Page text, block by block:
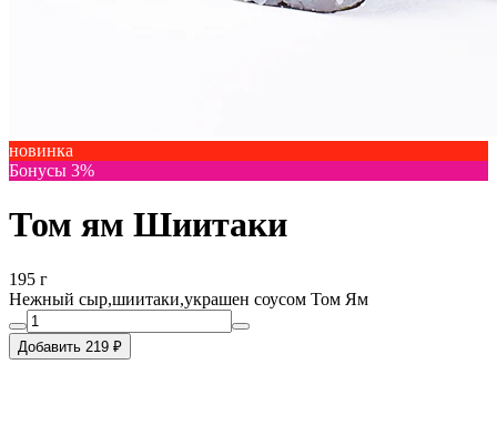
новинка
Бонусы 3%
Том ям Шиитаки
195 г
Нежный сыр,шиитаки,украшен соусом Том Ям
Добавить 219 ₽